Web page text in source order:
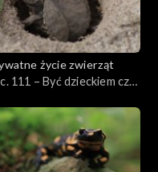
życie zwierząt
111 – Być dzieckiem czy